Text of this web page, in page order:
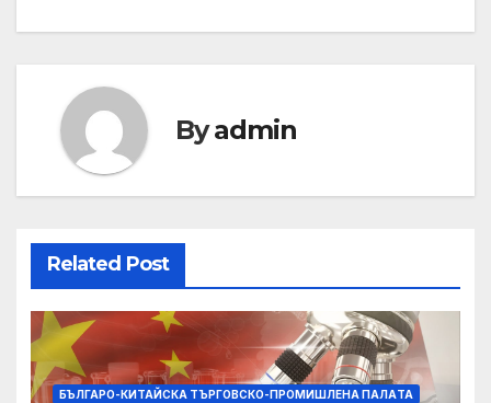
Byadmin
Related Post
БЪЛГАРО-КИТАЙСКА ТЪРГОВСКО-ПРОМИШЛЕНА ПАЛAТА